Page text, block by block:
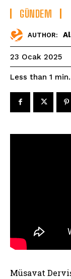
GÜNDEM
AUTHOR:
23 Ocak 2025
Less than 1 min.
Müsavat